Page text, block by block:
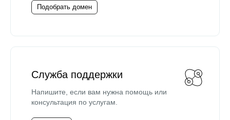
Подобрать домен
Служба поддержки
Напишите, если вам нужна помощь или
консультация по услугам.